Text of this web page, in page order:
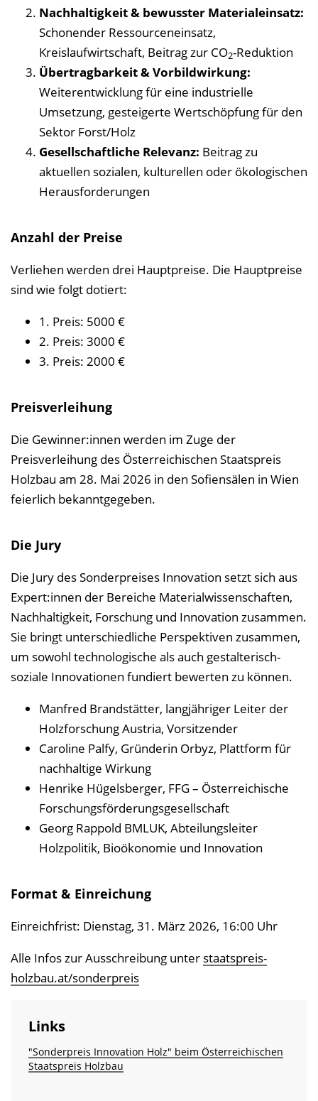
Nachhaltigkeit & bewusster Materialeinsatz:
Schonender Ressourceneinsatz,
Kreislaufwirtschaft, Beitrag zur CO2-Reduktion
Übertragbarkeit & Vorbildwirkung:
Weiterentwicklung für eine industrielle
Umsetzung, gesteigerte Wertschöpfung für den
Sektor Forst/Holz
Gesellschaftliche Relevanz: Beitrag zu
aktuellen sozialen, kulturellen oder ökologischen
Herausforderungen
Anzahl der Preise
Verliehen werden drei Hauptpreise. Die Hauptpreise
sind wie folgt dotiert:
1. Preis: 5000 €
2. Preis: 3000 €
3. Preis: 2000 €
Preisverleihung
Die Gewinner:innen werden im Zuge der
Preisverleihung des Österreichischen Staatspreis
Holzbau am 28. Mai 2026 in den Sofiensälen in Wien
feierlich bekanntgegeben.
Die Jury
Die Jury des Sonderpreises Innovation setzt sich aus
Expert:innen der Bereiche Materialwissenschaften,
Nachhaltigkeit, Forschung und Innovation zusammen.
Sie bringt unterschiedliche Perspektiven zusammen,
um sowohl technologische als auch gestalterisch-
soziale Innovationen fundiert bewerten zu können.
Manfred Brandstätter, langjähriger Leiter der
Holzforschung Austria, Vorsitzender
Caroline Palfy, Gründerin Orbyz, Plattform für
nachhaltige Wirkung
Henrike Hügelsberger, FFG – Österreichische
Forschungsförderungsgesellschaft
Georg Rappold BMLUK, Abteilungsleiter
Holzpolitik, Bioökonomie und Innovation
Format & Einreichung
Einreichfrist: Dienstag, 31. März 2026, 16:00 Uhr
Alle Infos zur Ausschreibung unter staatspreis-
holzbau.at/sonderpreis
Links
"Sonderpreis Innovation Holz" beim Österreichischen
Staatspreis Holzbau